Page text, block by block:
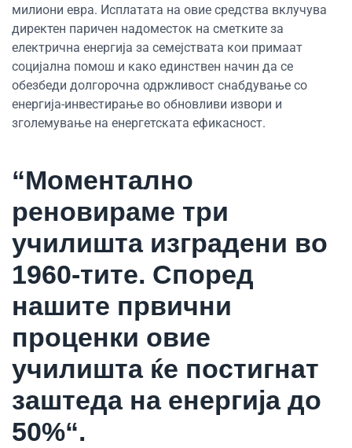
милиони евра. Исплатата на овие средства вклучува
директен паричен надоместок на сметките за
електрична енергија за семејствата кои примаат
социјална помош и како единствен начин да се
обезбеди долгорочна одржливост снабдување со
енергија-инвестирање во обновливи извори и
зголемување на енергетската ефикасност.
“Моментално
реновираме три
училишта изградени во
1960-тите. Според
нашите првични
проценки овие
училишта ќе постигнат
заштеда на енергија до
50%“.